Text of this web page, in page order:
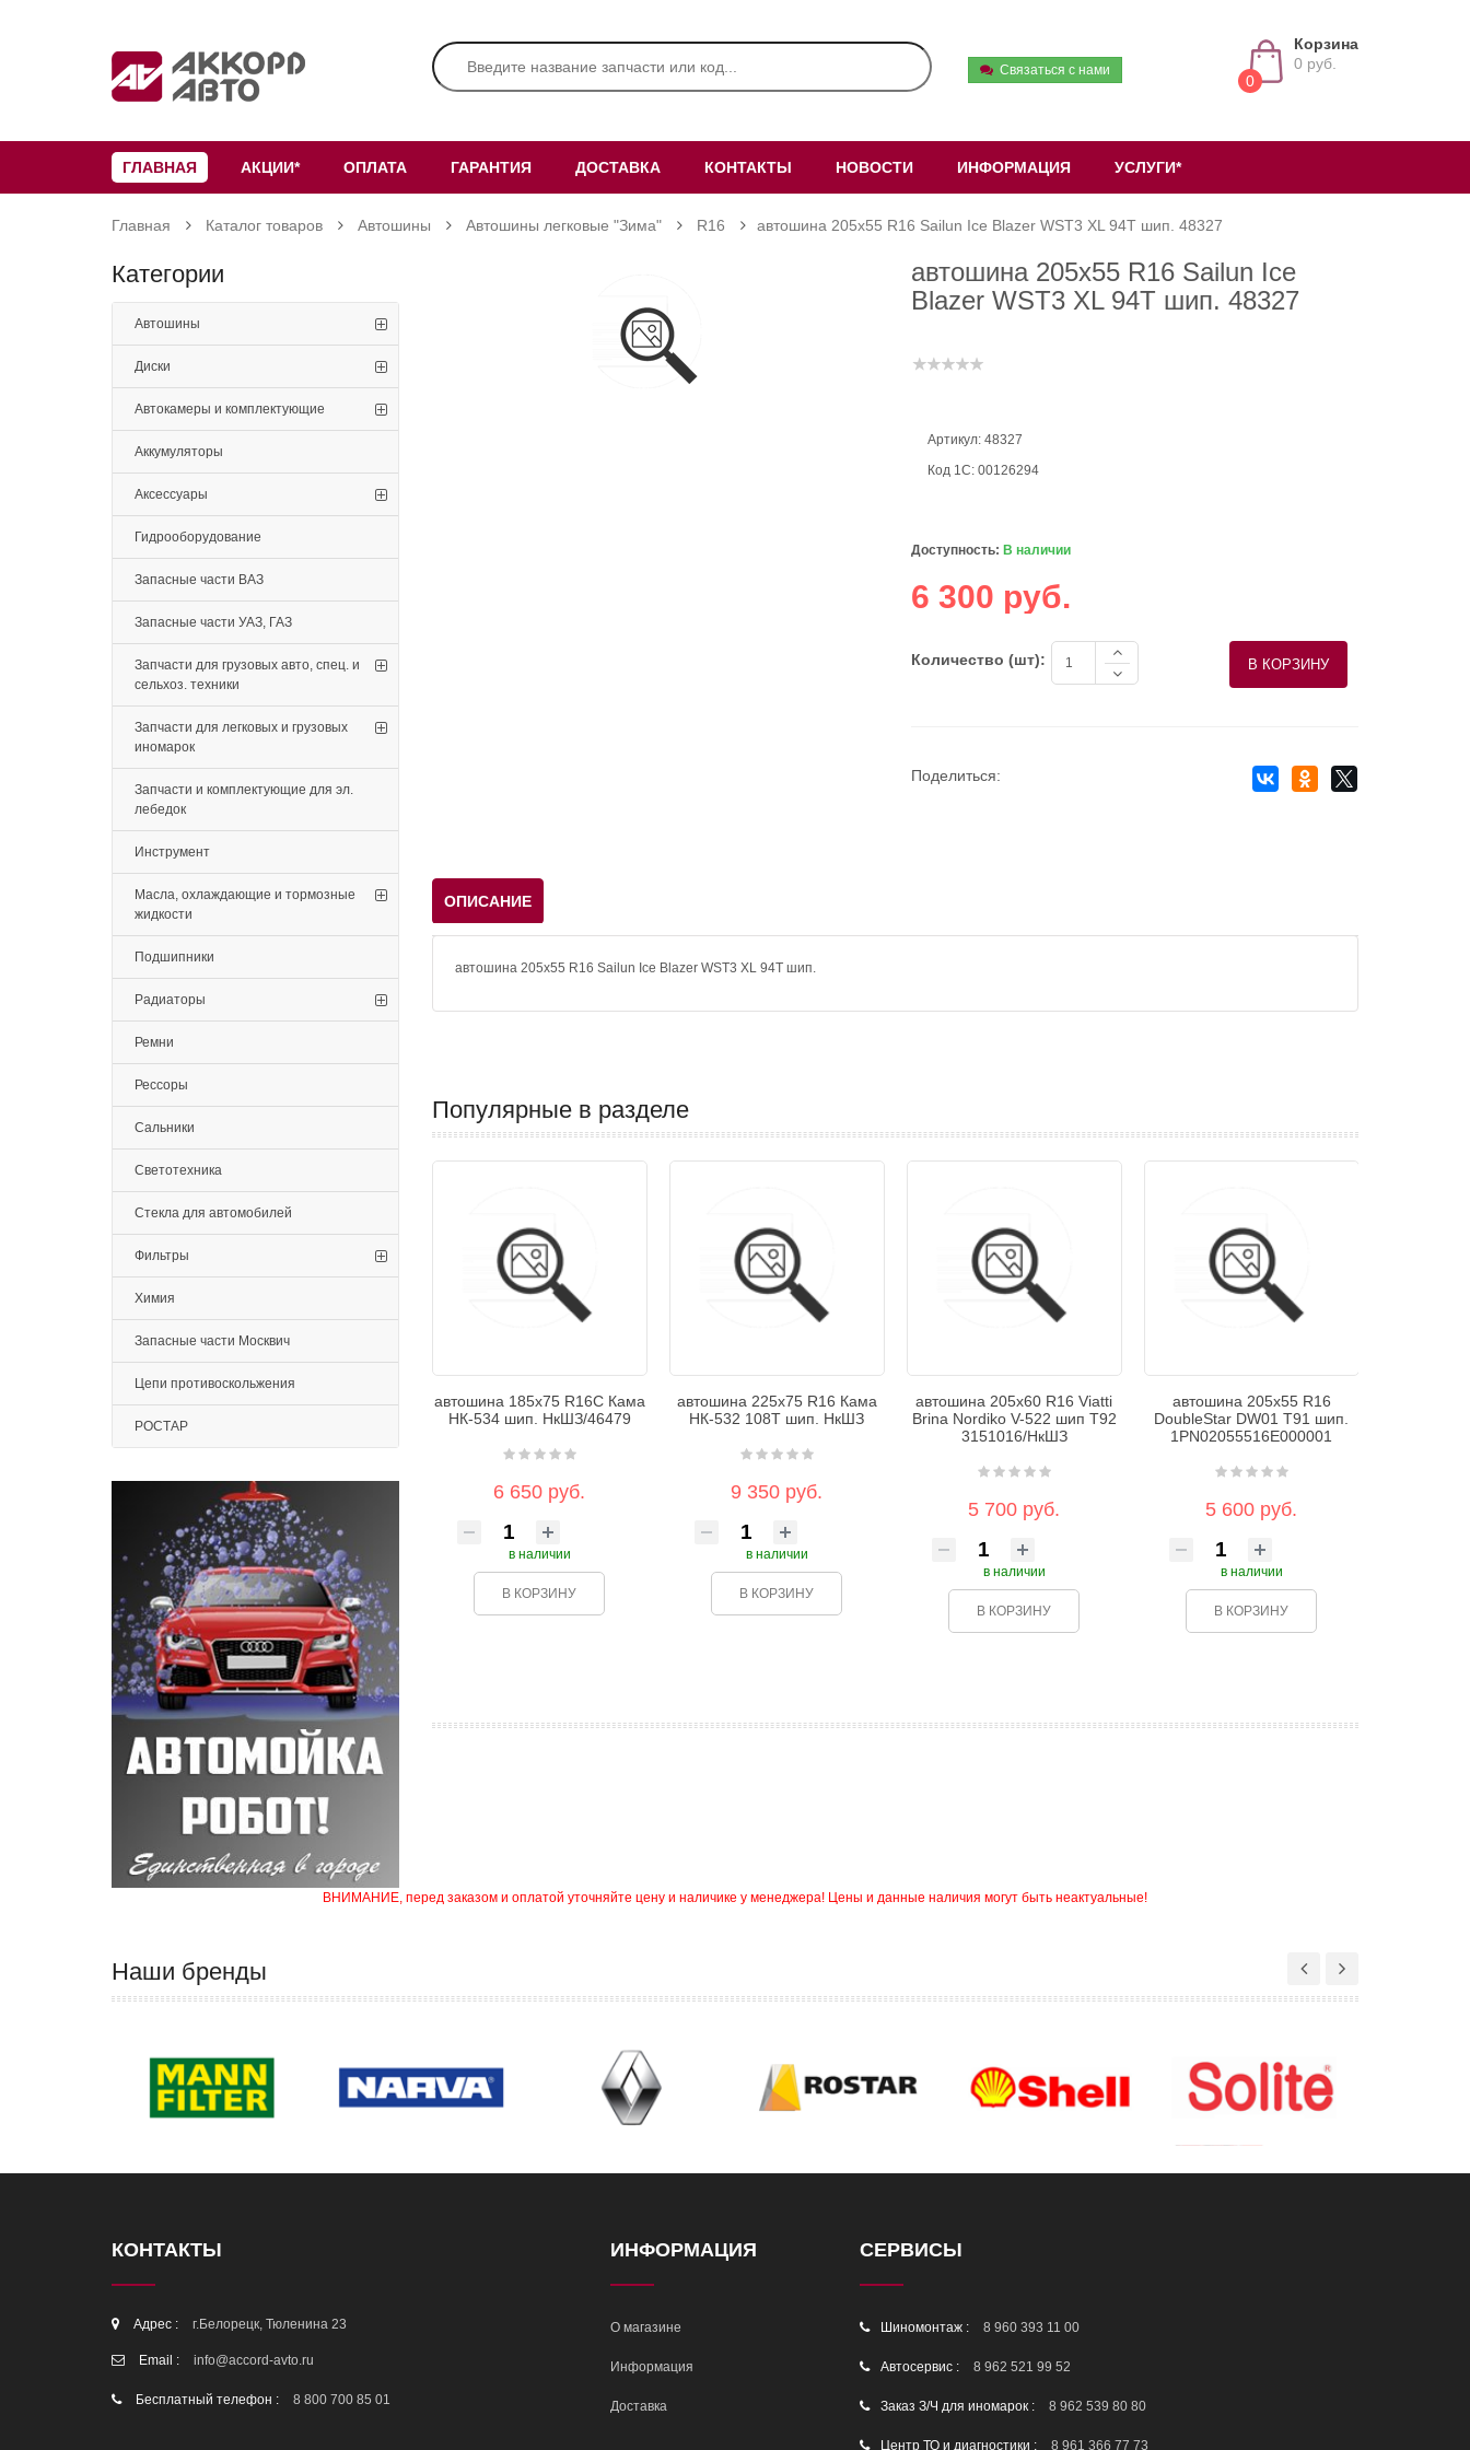
Связаться с нами
0
Корзина
0 руб.
ГЛАВНАЯ АКЦИИ* ОПЛАТА ГАРАНТИЯ ДОСТАВКА КОНТАКТЫ НОВОСТИ ИНФОРМАЦИЯ УСЛУГИ*
Главная Каталог товаров Автошины Автошины легковые "Зима" R16 автошина 205х55 R16 Sailun Ice Blazer WST3 XL 94T шип. 48327
Категории
Автошины
Диски
Автокамеры и комплектующие
Аккумуляторы
Аксессуары
Гидрооборудование
Запасные части ВАЗ
Запасные части УАЗ, ГАЗ
Запчасти для грузовых авто, спец. и
сельхоз. техники
Запчасти для легковых и грузовых
иномарок
Запчасти и комплектующие для эл.
лебедок
Инструмент
Масла, охлаждающие и тормозные
жидкости
Подшипники
Радиаторы
Ремни
Рессоры
Сальники
Светотехника
Стекла для автомобилей
Фильтры
Химия
Запасные части Москвич
Цепи противоскольжения
РОСТАР
автошина 205х55 R16 Sailun Ice
Blazer WST3 XL 94T шип. 48327
Артикул: 48327
Код 1С: 00126294
Доступность: В наличии
6 300 руб.
Количество (шт):
Поделиться:
ОПИСАНИЕ
автошина 205х55 R16 Sailun Ice Blazer WST3 XL 94T шип.
Популярные в разделе
автошина 185х75 R16С Кама
НК-534 шип. НкШЗ/46479
6 650 руб.
в наличии
В КОРЗИНУ
автошина 225х75 R16 Кама
НК-532 108Т шип. НкШЗ
9 350 руб.
в наличии
В КОРЗИНУ
автошина 205х60 R16 Viatti
Brina Nordiko V-522 шип T92
3151016/НкШЗ
5 700 руб.
в наличии
В КОРЗИНУ
автошина 205х55 R16
DoubleStar DW01 T91 шип.
1PN02055516E000001
5 600 руб.
в наличии
В КОРЗИНУ
ВНИМАНИЕ, перед заказом и оплатой уточняйте цену и наличике у менеджера! Цены и данные наличия могут быть неактуальные!
Наши бренды
КОНТАКТЫ
Адрес : г.Белорецк, Тюленина 23
Email : info@accord-avto.ru
Бесплатный телефон : 8 800 700 85 01
ИНФОРМАЦИЯ
О магазине
Информация
Доставка
СЕРВИСЫ
Шиномонтаж : 8 960 393 11 00
Автосервис : 8 962 521 99 52
Заказ З/Ч для иномарок : 8 962 539 80 80
Центр ТО и диагностики : 8 961 366 77 73